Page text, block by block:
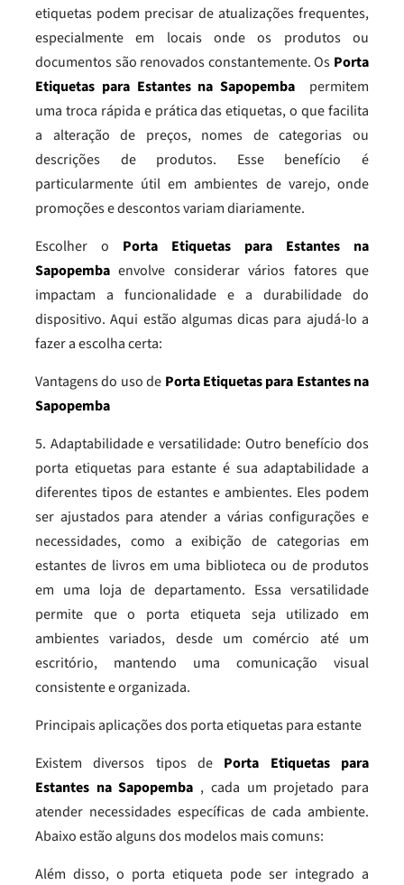
etiquetas podem precisar de atualizações frequentes,
especialmente em locais onde os produtos ou
documentos são renovados constantemente. Os Porta
Etiquetas para Estantes na Sapopemba permitem
uma troca rápida e prática das etiquetas, o que facilita
a alteração de preços, nomes de categorias ou
descrições de produtos. Esse benefício é
particularmente útil em ambientes de varejo, onde
promoções e descontos variam diariamente.
Escolher o Porta Etiquetas para Estantes na
Sapopembaenvolve considerar vários fatores que
impactam a funcionalidade e a durabilidade do
dispositivo. Aqui estão algumas dicas para ajudá-lo a
fazer a escolha certa:
Vantagens do uso de Porta Etiquetas para Estantes na
Sapopemba
5. Adaptabilidade e versatilidade: Outro benefício dos
porta etiquetas para estante é sua adaptabilidade a
diferentes tipos de estantes e ambientes. Eles podem
ser ajustados para atender a várias configurações e
necessidades, como a exibição de categorias em
estantes de livros em uma biblioteca ou de produtos
em uma loja de departamento. Essa versatilidade
permite que o porta etiqueta seja utilizado em
ambientes variados, desde um comércio até um
escritório, mantendo uma comunicação visual
consistente e organizada.
Principais aplicações dos porta etiquetas para estante
Existem diversos tipos de Porta Etiquetas para
Estantes na Sapopemba , cada um projetado para
atender necessidades específicas de cada ambiente.
Abaixo estão alguns dos modelos mais comuns:
Além disso, o porta etiqueta pode ser integrado a